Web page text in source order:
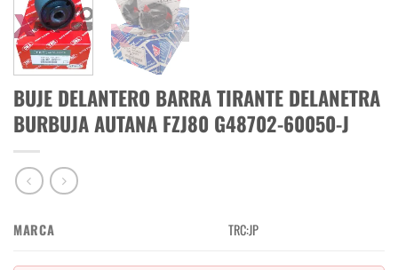
BUJE DELANTERO BARRA TIRANTE DELANETRA
BURBUJA AUTANA FZJ80 G48702-60050-J
MARCA TRC:JP